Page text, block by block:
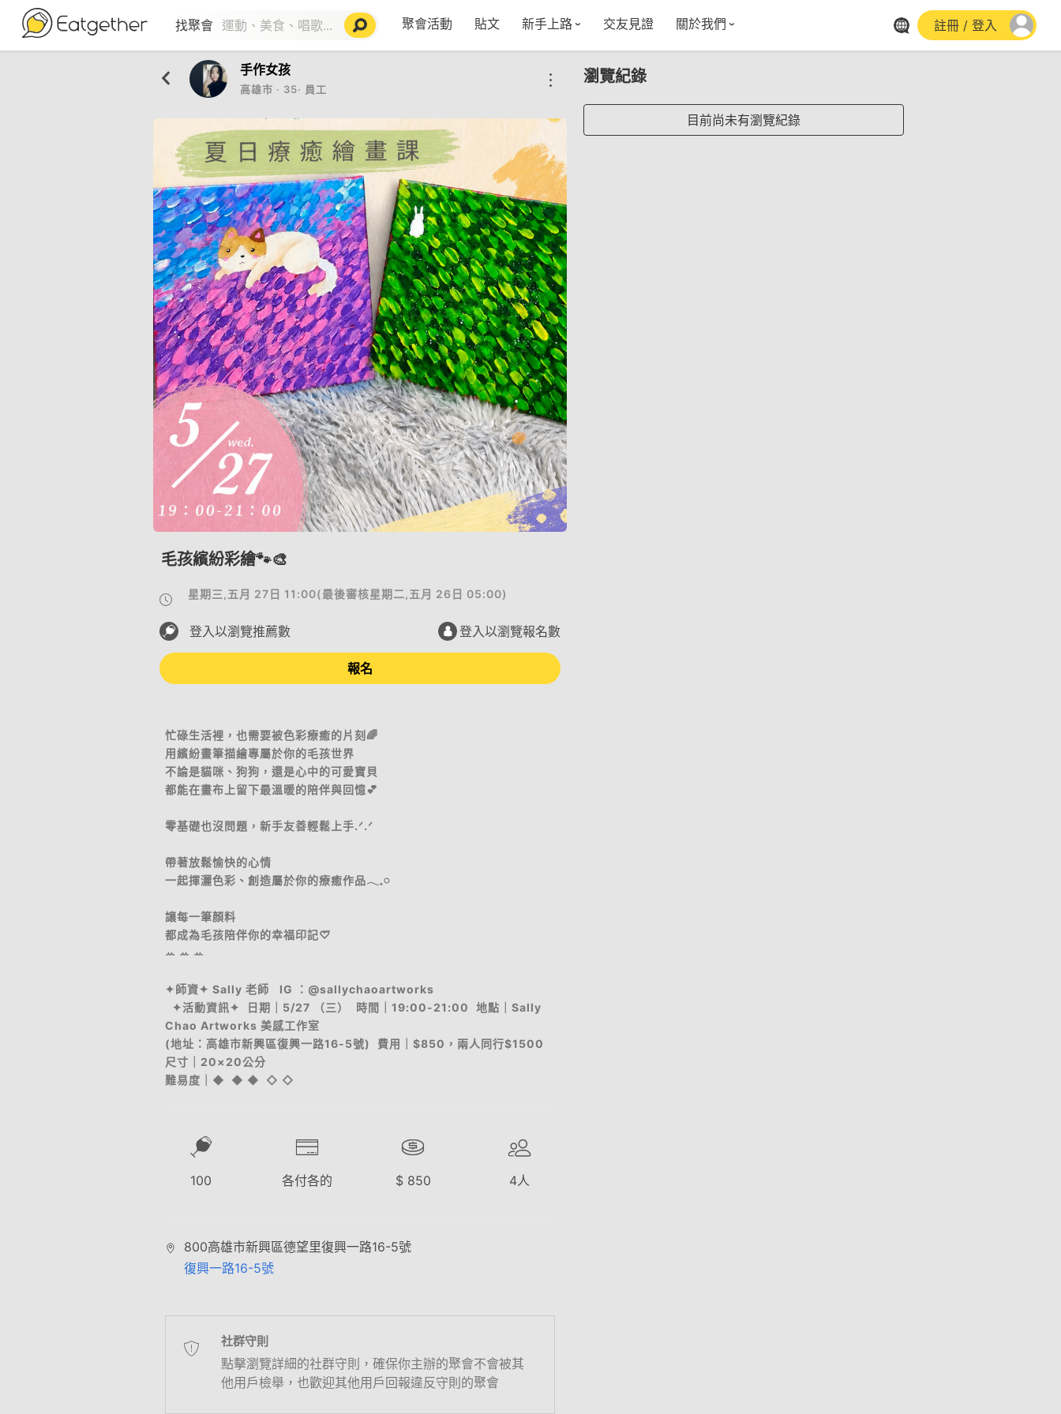
找聚會 聚會活動 貼文 新手上路
五大功能
VIP獨享
使用者指南
如何報名/舉辦聚會
常見Q&A
聚會主題推薦
節日特輯企劃
交友見證 關於我們
instagram
註冊 / 登入
手作女孩
高雄市 ‧ 35‧ 員工
毛孩繽紛彩繪🐾🎨
星期三,五月 27日 11:00(最後審核星期二,五月 26日 05:00)
登入以瀏覽推薦數 登入以瀏覽報名數
報名
忙碌生活裡，也需要被色彩療癒的片刻🌈
用繽紛畫筆描繪專屬於你的毛孩世界
不論是貓咪、狗狗，還是心中的可愛寶貝
都能在畫布上留下最溫暖的陪伴與回憶💕
零基礎也沒問題，新手友善輕鬆上手.ᐟ.ᐟ
帶著放鬆愉快的心情
一起揮灑色彩、創造屬於你的療癒作品𓂃𓈒𓏸
讓每一筆顏料
都成為毛孩陪伴你的幸福印記♡⃛
ꕀ ꕀ ꕀ
✦師資✦ Sally 老師 IG ：@sallychaoartworks
✦活動資訊✦ 日期｜5/27 （三） 時間｜19:00-21:00 地點｜Sally
Chao Artworks 美感工作室
(地址：高雄市新興區復興一路16-5號) 費用｜$850，兩人同行$1500
尺寸｜20×20公分
難易度｜◆ ◆ ◆ ◇ ◇
100 各付各的 $ 850 4人
800高雄市新興區德望里復興一路16-5號
復興一路16-5號
社群守則
點擊瀏覽詳細的社群守則，確保你主辦的聚會不會被其
他用戶檢舉，也歡迎其他用戶回報違反守則的聚會
瀏覽紀錄
目前尚未有瀏覽紀錄